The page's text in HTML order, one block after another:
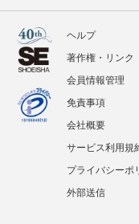
ヘルプ
著作権・リンク
会員情報管理
免責事項
会社概要
サービス利用規
プライバシーポ
外部送信